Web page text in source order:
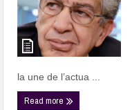
la une de l’actua ...
Read more